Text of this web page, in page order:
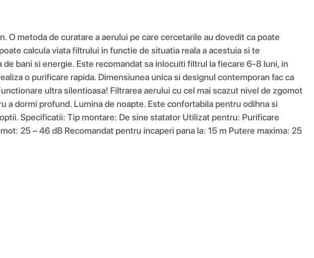
O metoda de curatare a aerului pe care cercetarile au dovedit ca poate
calcula viata filtrului in functie de situatia reala a acestuia si te
bani si energie. Este recomandat sa inlocuiti filtrul la fiecare 6-8 luni, in
o purificare rapida. Dimensiunea unica si designul contemporan fac ca
ultra silentioasa! Filtrarea aerului cu cel mai scazut nivel de zgomot
dormi profund. Lumina de noapte. Este confortabila pentru odihna si
Specificatii: Tip montare: De sine statator Utilizat pentru: Purificare
25 – 46 dB Recomandat pentru incaperi pana la: 15 m Putere maxima: 25